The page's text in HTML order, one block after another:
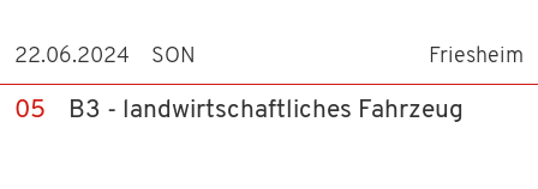
22.06.2024 SON Friesheim
05 B3 - landwirtschaftliches Fahrzeug